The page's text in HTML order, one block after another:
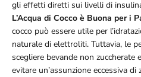
gli effetti diretti sui livelli di
L’Acqua di Cocco è Buona per i
cocco può essere utile per
naturale di elettroliti. Tuttavia, le
scegliere bevande non
evitare un’assunzione eccessiva di